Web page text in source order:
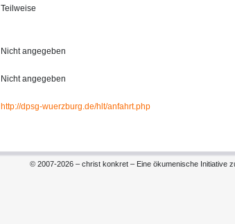
Teilweise
Nicht angegeben
Nicht angegeben
http://dpsg-wuerzburg.de/hlt/anfahrt.php
© 2007-2026 – christ konkret – Eine ökumenische Initiative